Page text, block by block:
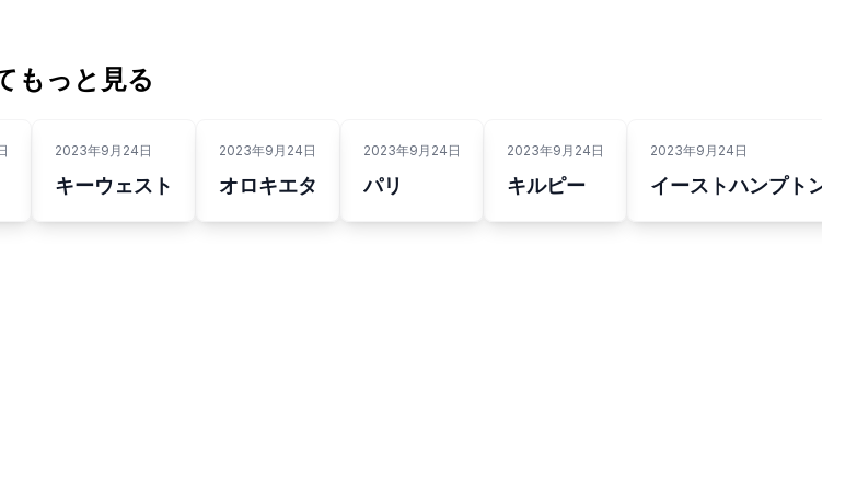
もっと見る
2023年9月24日
キーウェスト
2023年9月24日
オロキエタ
2023年9月24日
パリ
2023年9月24日
キルピー
2023年9月24日
イーストハンプトン